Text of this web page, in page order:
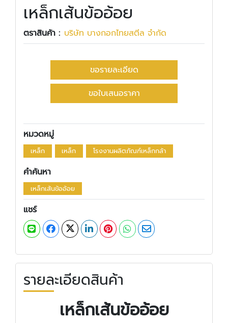
เหล็กเส้นข้ออ้อย
ตราสินค้า : บริษัท บางกอกไทยสตีล จำกัด
ขอรายละเอียด
ขอใบเสนอราคา
หมวดหมู่
เหล็ก เหล็ก โรงงานผลิตภัณฑ์เหล็กกล้า
คำค้นหา
เหล็กเส้นข้ออ้อย
แชร์
รายละเอียดสินค้า
เหล็กเส้นข้ออ้อย